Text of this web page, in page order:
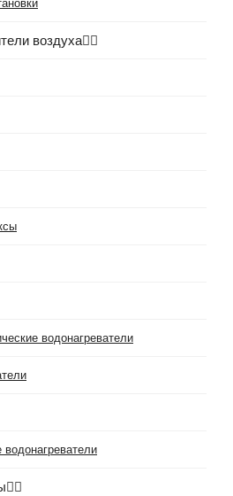
воздуха
водонагреватели
водонагреватели